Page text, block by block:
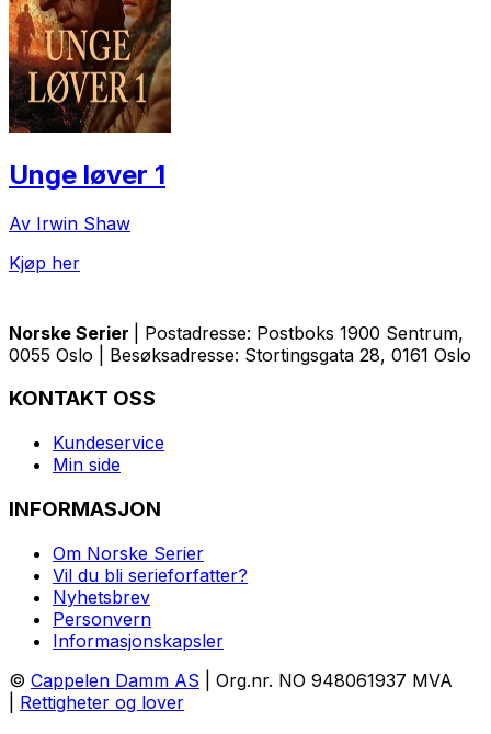
Unge løver 1
Av Irwin Shaw
Kjøp her
Norske Serier
| Postadresse: Postboks 1900 Sentrum,
0055 Oslo | Besøksadresse: Stortingsgata 28, 0161 Oslo
KONTAKT OSS
Kundeservice
Min side
INFORMASJON
Om Norske Serier
Vil du bli serieforfatter?
Nyhetsbrev
Personvern
Informasjonskapsler
© Cappelen Damm AS | Org.nr. NO 948061937 MVA
Rettigheter og lover